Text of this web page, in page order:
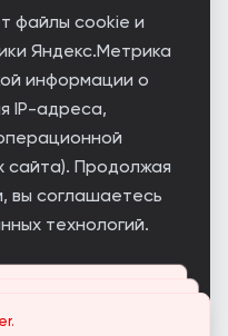
файлы cookie и
Яндекс.Метрика
информации о
IP-адреса,
сайта). Продолжая
вы соглашаетесь
технологий.